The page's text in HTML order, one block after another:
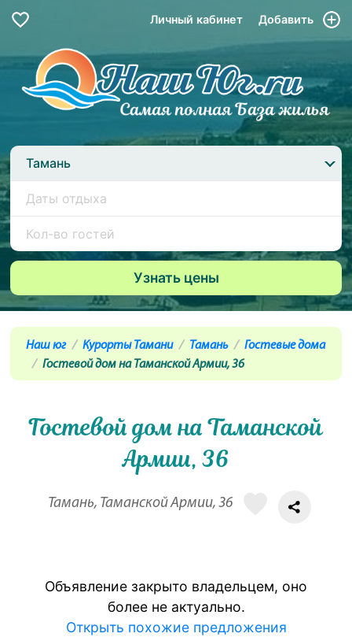
Личный кабинет Добавить
Тамань
Наш юг Курорты Тамани Тамань
Гостевые дома
Гостевой дом на Таманской Армии, 36
Гостевой дом на Таманской
Армии, 36
Тамань, Таманской Армии, 36
Объявление закрыто владельцем, оно
более не актуально.
Открыть похожие предложения